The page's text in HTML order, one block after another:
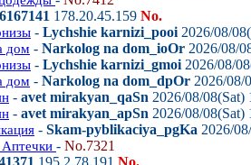
178.20.45.159 No.
- Lychshie karnizi_pooi 2026/08/
дом - Narkolog na dom_ioOr 2026/08/
- Lychshie karnizi_gmoi 2026/08/
дом - Narkolog na dom_dpOr 2026/08/
- avet mirakyan_qaSn 2026/08/08(Sat)
- avet mirakyan_apSn 2026/08/08(Sat)
- Skam-pyblikaciya_pgKa 2026/
- No.7321
195.2.78.191 No.